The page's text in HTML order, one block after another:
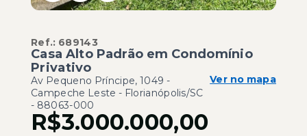
Ref.: 689143
Casa Alto Padrão em Condomínio
Privativo
Av Pequeno Príncipe, 1049 -
Campeche Leste - Florianópolis/SC
- 88063-000
Ver no mapa
R$3.000.000,00